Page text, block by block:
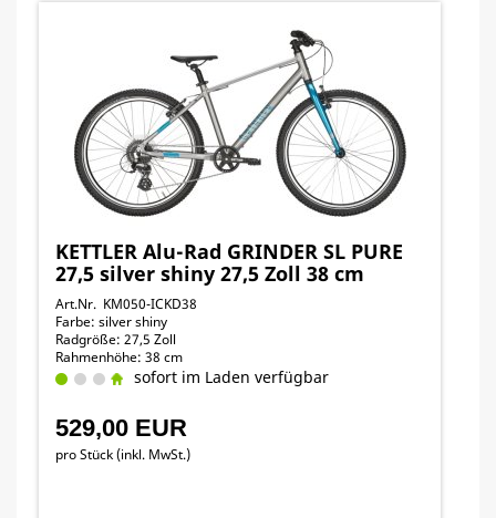
KETTLER Alu-Rad GRINDER SL PURE
27,5 silver shiny 27,5 Zoll 38 cm
Art.Nr. KM050-ICKD38
Farbe: silver shiny
Radgröße: 27,5 Zoll
Rahmenhöhe: 38 cm
sofort im Laden verfügbar
529,00 EUR
pro Stück (inkl. MwSt.)